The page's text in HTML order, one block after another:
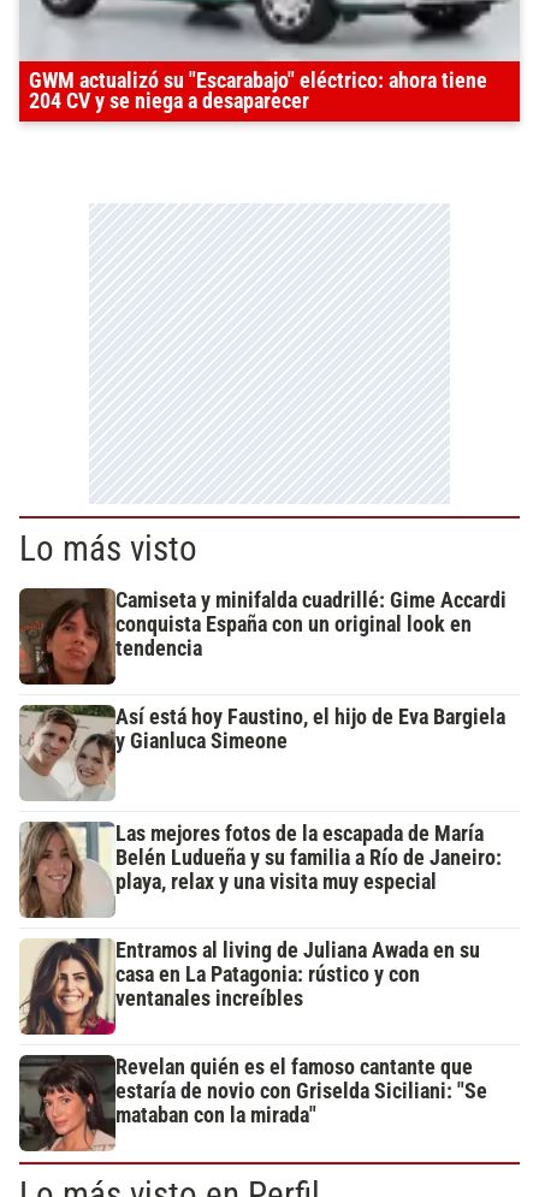
GWM actualizó su "Escarabajo" eléctrico: ahora tiene
204 CV y se niega a desaparecer
Lo más visto
Camiseta y minifalda cuadrillé: Gime Accardi
conquista España con un original look en
tendencia
Así está hoy Faustino, el hijo de Eva Bargiela
y Gianluca Simeone
Las mejores fotos de la escapada de María
Belén Ludueña y su familia a Río de Janeiro:
playa, relax y una visita muy especial
Entramos al living de Juliana Awada en su
casa en La Patagonia: rústico y con
ventanales increíbles
Revelan quién es el famoso cantante que
estaría de novio con Griselda Siciliani: "Se
mataban con la mirada"